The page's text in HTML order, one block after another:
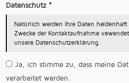
Datenschutz *
Natürlich werden Ihre Daten
Zwecke der Kontaktaufnahme
unsere Datenschutzerklärung.
Ja, ich stimme zu, dass meine
verarbeitet werden.